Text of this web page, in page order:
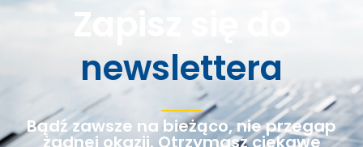
Zapisz się do
newslettera
Bądź zawsze na bieżąco, nie przegap
żadnej okazji. Otrzymasz ciekawe